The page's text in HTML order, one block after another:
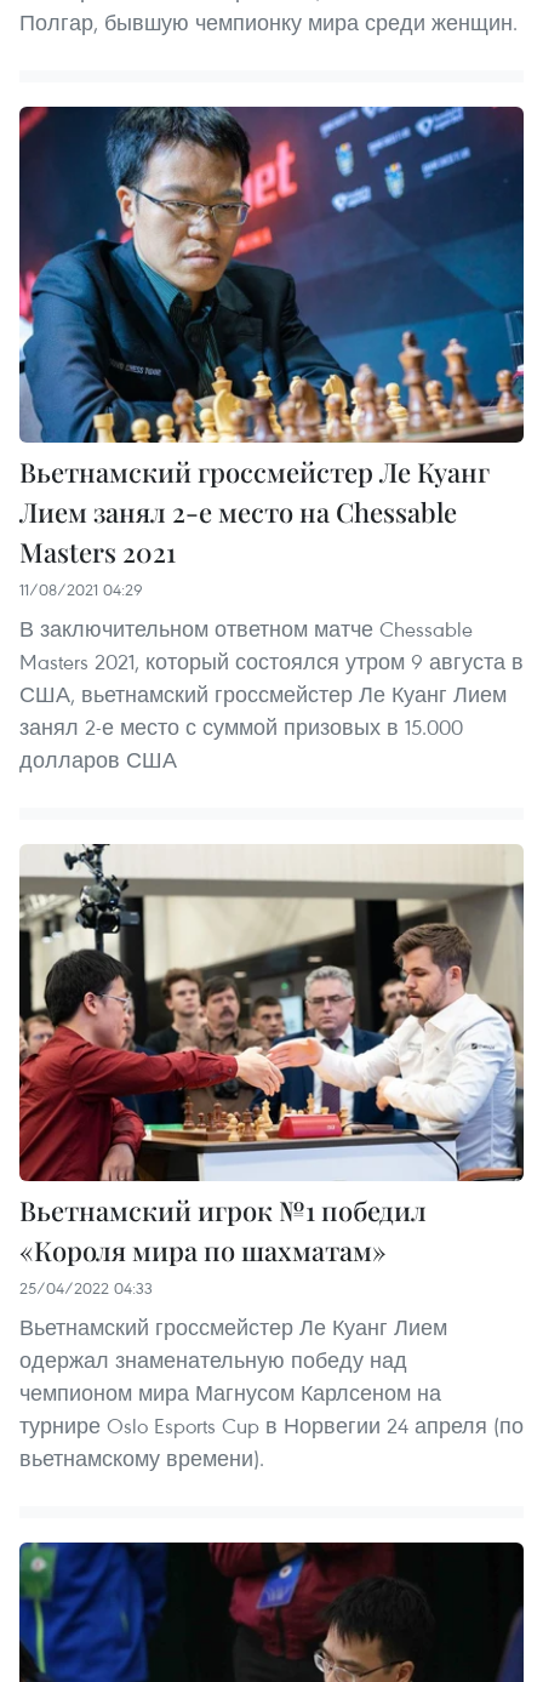
Полгар, бывшую чемпионку мира среди женщин.
Вьетнамский гроссмейстер Ле Куанг
Лием занял 2-е место на Chessable
Masters 2021
11/08/2021 04:29
В заключительном ответном матче Chessable
Masters 2021, который состоялся утром 9 августа в
США, вьетнамский гроссмейстер Ле Куанг Лием
занял 2-е место с суммой призовых в 15.000
долларов США
Вьетнамский игрок №1 победил
«Короля мира по шахматам»
25/04/2022 04:33
Вьетнамский гроссмейстер Ле Куанг Лием
одержал знаменательную победу над
чемпионом мира Магнусом Карлсеном на
турнире Oslo Esports Cup в Норвегии 24 апреля (по
вьетнамскому времени).